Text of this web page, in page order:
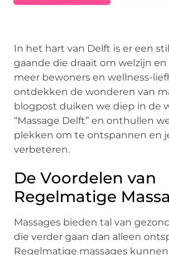
In het hart van Delft is er een
gaande die draait om welzijn en
meer bewoners en wellness-
ontdekken de wonderen van
blogpost duiken we diep in de
“Massage Delft” en onthullen
plekken om te ontspannen en
verbeteren.
De Voordelen van
Regelmatige
Massages bieden tal van
die verder gaan dan alleen
Regelmatige massages